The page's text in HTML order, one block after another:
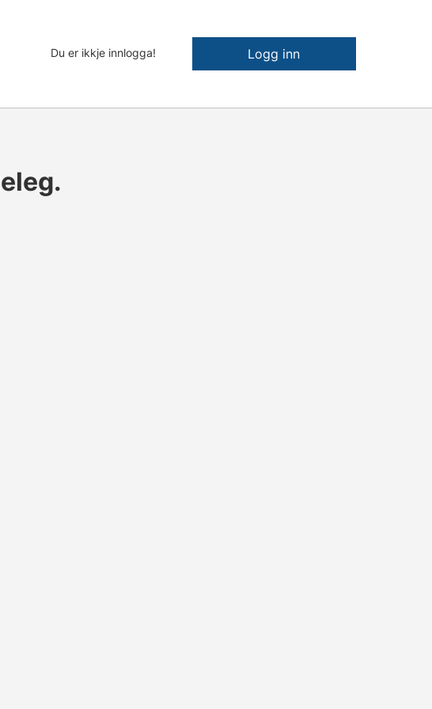
Du er ikkje innlogga! Logg inn